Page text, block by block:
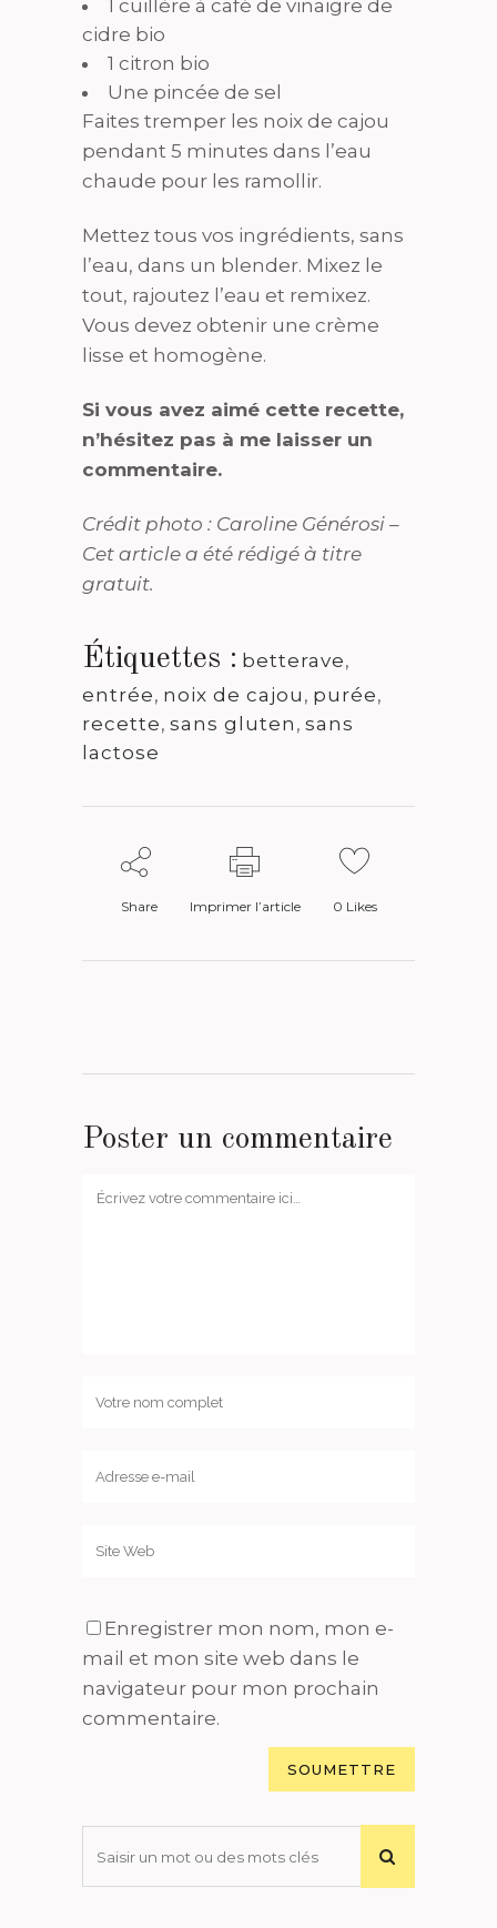
1 cuillère à café de vinaigre de
cidre bio
1 citron bio
Une pincée de sel
Faites tremper les noix de cajou
pendant 5 minutes dans l’eau
chaude pour les ramollir.
Mettez tous vos ingrédients, sans
l’eau, dans un blender. Mixez le
tout, rajoutez l’eau et remixez.
Vous devez obtenir une crème
lisse et homogène.
Si vous avez aimé cette recette,
n’hésitez pas à me laisser un
commentaire.
Crédit photo : Caroline Générosi –
Cet article a été rédigé à titre
gratuit.
Étiquettes : betterave,
entrée, noix de cajou , purée,
recette, sans gluten , sans
lactose
Share Imprimer l’article 0 Likes
Poster un commentaire
Enregistrer mon nom, mon e-
mail et mon site web dans le
navigateur pour mon prochain
commentaire.